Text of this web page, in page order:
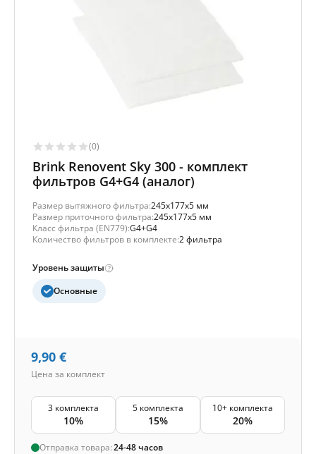
(0)
Brink Renovent Sky 300 - комплект
фильтров G4+G4 (аналог)
Размер вытяжного фильтра:245x177x5 мм
Размер приточного фильтра:245x177x5 мм
Класс фильтра (EN779):G4+G4
Количество фильтров в комплекте:2 фильтра
Уровень защиты
Основные
9,90 €
Цена за комплект
3 комплекта
10%
5 комплекта
15%
10+ комплекта
20%
Отправка товара:24-48 часов